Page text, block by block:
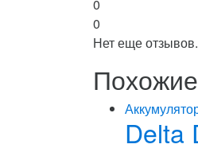
0
0
Нет еще отзывов.
Похожие
Delta